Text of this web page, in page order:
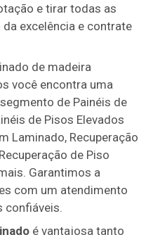
e tirar todas as
excelência e contrate
de madeira
você encontra uma
de Painéis de
de Pisos Elevados
Laminado, Recuperação
de Piso
Garantimos a
com um atendimento
confiáveis.
é vantajosa tanto